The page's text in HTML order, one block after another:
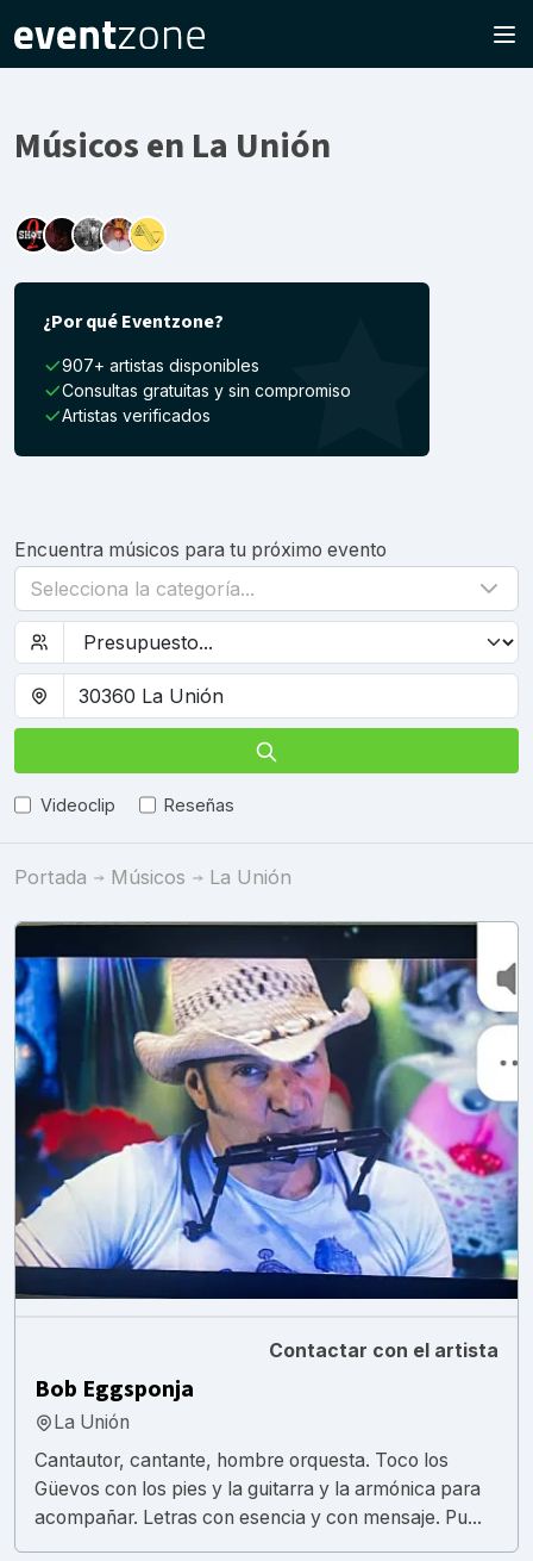
Músicos en La Unión
¿Por qué Eventzone?
907+ artistas disponibles
Consultas gratuitas y sin compromiso
Artistas verificados
Encuentra músicos para tu próximo evento
Selecciona la categoría...
Videoclip Reseñas
Portada Músicos La Unión
Contactar con el artista
Bob Eggsponja
La Unión
Cantautor, cantante, hombre orquesta. Toco los
Güevos con los pies y la guitarra y la armónica para
acompañar. Letras con esencia y con mensaje. Pu...